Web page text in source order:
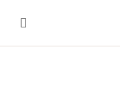
content